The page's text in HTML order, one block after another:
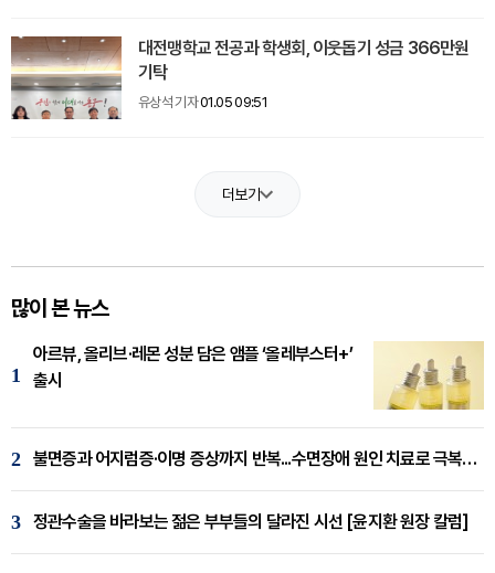
대전맹학교 전공과 학생회, 이웃돕기 성금 366만원
기탁
유상석 기자01.05 09:51
더보기
많이 본 뉴스
1
아르뷰, 올리브·레몬 성분 담은 앰플 ‘올레부스터+’
출시
2 불면증과 어지럼증·이명 증상까지 반복...수면장애 원인 치료로 극복해야
3 정관수술을 바라보는 젊은 부부들의 달라진 시선 [윤지환 원장 칼럼]